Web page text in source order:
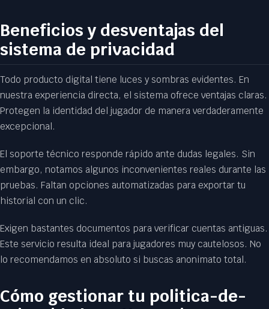
Beneficios y desventajas del
sistema de privacidad
Todo producto digital tiene luces y sombras evidentes. En
nuestra experiencia directa, el sistema ofrece ventajas claras.
Protegen la identidad del jugador de manera verdaderamente
excepcional.
El soporte técnico responde rápido ante dudas legales. Sin
embargo, notamos algunos inconvenientes reales durante las
pruebas. Faltan opciones automatizadas para exportar tu
historial con un clic.
Exigen bastantes documentos para verificar cuentas antiguas.
Este servicio resulta ideal para jugadores muy cautelosos. No
lo recomendamos en absoluto si buscas anonimato total.
Cómo gestionar tu politica-de-